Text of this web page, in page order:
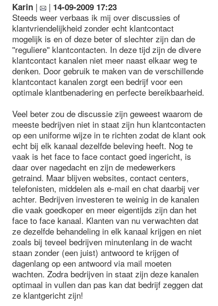
Karin | | 14-09-2009 17:23
Steeds weer verbaas ik mij over discussies of
klantvriendelijkheid zonder echt klantcontact
mogelijk is en of deze beter of slechter zijn dan de
''reguliere'' klantcontacten. In deze tijd zijn de divere
klantcontact kanalen niet meer naast elkaar weg te
denken. Door gebruik te maken van de verschillende
klantcontact kanalen zorgt een bedrijf voor een
optimale klantbenadering en perfecte bereikbaarheid.
Veel beter zou de discussie zijn geweest waarom de
meeste bedrijven niet in staat zijn hun klantcontacten
op een uniforme wijze in te richten zodat de klant ook
echt bij elk kanaal dezelfde beleving heeft. Nog te
vaak is het face to face contact goed ingericht, is
daar over nagedacht en zijn de medewerkers
getraind. Maar blijven websites, contact centers,
telefonisten, middelen als e-mail en chat daarbij ver
achter. Bedrijven investeren te weinig in de kanalen
die vaak goedkoper en meer eigentijds zijn dan het
face to face kanaal. Klanten van nu verwachten dat
ze dezelfde behandeling in elk kanaal krijgen en niet
zoals bij teveel bedrijven minutenlang in de wacht
staan zonder (een juist) antwoord te krijgen of
dagenlang op een antwoord via mail moeten
wachten. Zodra bedrijven in staat zijn deze kanalen
optimaal in vullen dan pas kan dat bedrijf zeggen dat
ze klantgericht zijn!